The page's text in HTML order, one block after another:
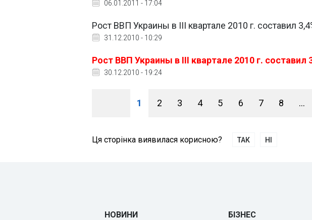
06.01.2011 - 17:04
Рост ВВП Украины в IІI квартале 2010 г. составил
31.12.2010 - 10:29
Рост ВВП Украины в IІI квартале 2010 г. составил
30.12.2010 - 19:24
1 2 3 4 5 6 7 8 ...
Ця сторінка виявилася корисною? ТАК НІ
НОВИНИ БІЗНЕС